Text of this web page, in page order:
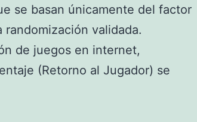
se basan únicamente del factor
validada.
de juegos en internet,
(Retorno al Jugador) se